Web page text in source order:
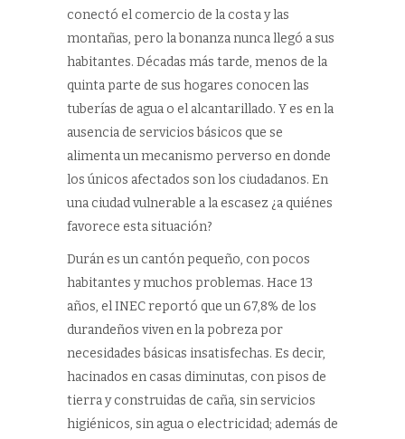
conectó el comercio de la costa y las
montañas, pero la bonanza nunca llegó a sus
habitantes. Décadas más tarde, menos de la
quinta parte de sus hogares conocen las
tuberías de agua o el alcantarillado. Y es en la
ausencia de servicios básicos que se
alimenta un mecanismo perverso en donde
los únicos afectados son los ciudadanos. En
una ciudad vulnerable a la escasez ¿a quiénes
favorece esta situación?
Durán es un cantón pequeño, con pocos
habitantes y muchos problemas. Hace 13
años, el INEC reportó que un 67,8% de los
durandeños viven en la pobreza por
necesidades básicas insatisfechas. Es decir,
hacinados en casas diminutas, con pisos de
tierra y construidas de caña, sin servicios
higiénicos, sin agua o electricidad; además de